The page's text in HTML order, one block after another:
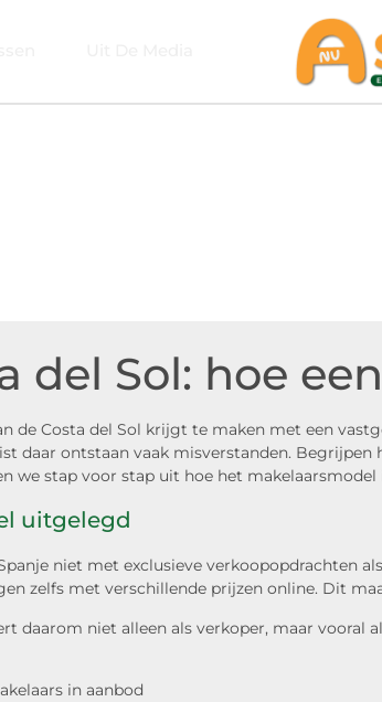
del Sol: hoe
de Costa del Sol krijgt te maken met een
daar ontstaan vaak misverstanden. Begrijpen
we stap voor stap uit hoe het
uitgelegd
niet met exclusieve verkoopopdrachten
zelfs met verschillende prijzen online. Dit
daarom niet alleen als verkoper, maar
in aanbod